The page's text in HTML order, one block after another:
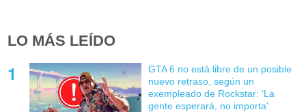
LO MÁS LEÍDO
GTA 6 no está libre de un posible
nuevo retraso, según un
exempleado de Rockstar: 'La
gente esperará, no importa'